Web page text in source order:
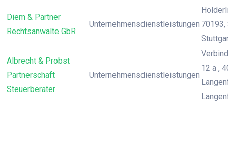
Diem & Partner
Rechtsanwälte GbR
Unternehmensdienstleistungen 70193,
Albrecht & Probst
Partnerschaft
Steuerberater
Unternehmensdienstleistungen
12 a ,